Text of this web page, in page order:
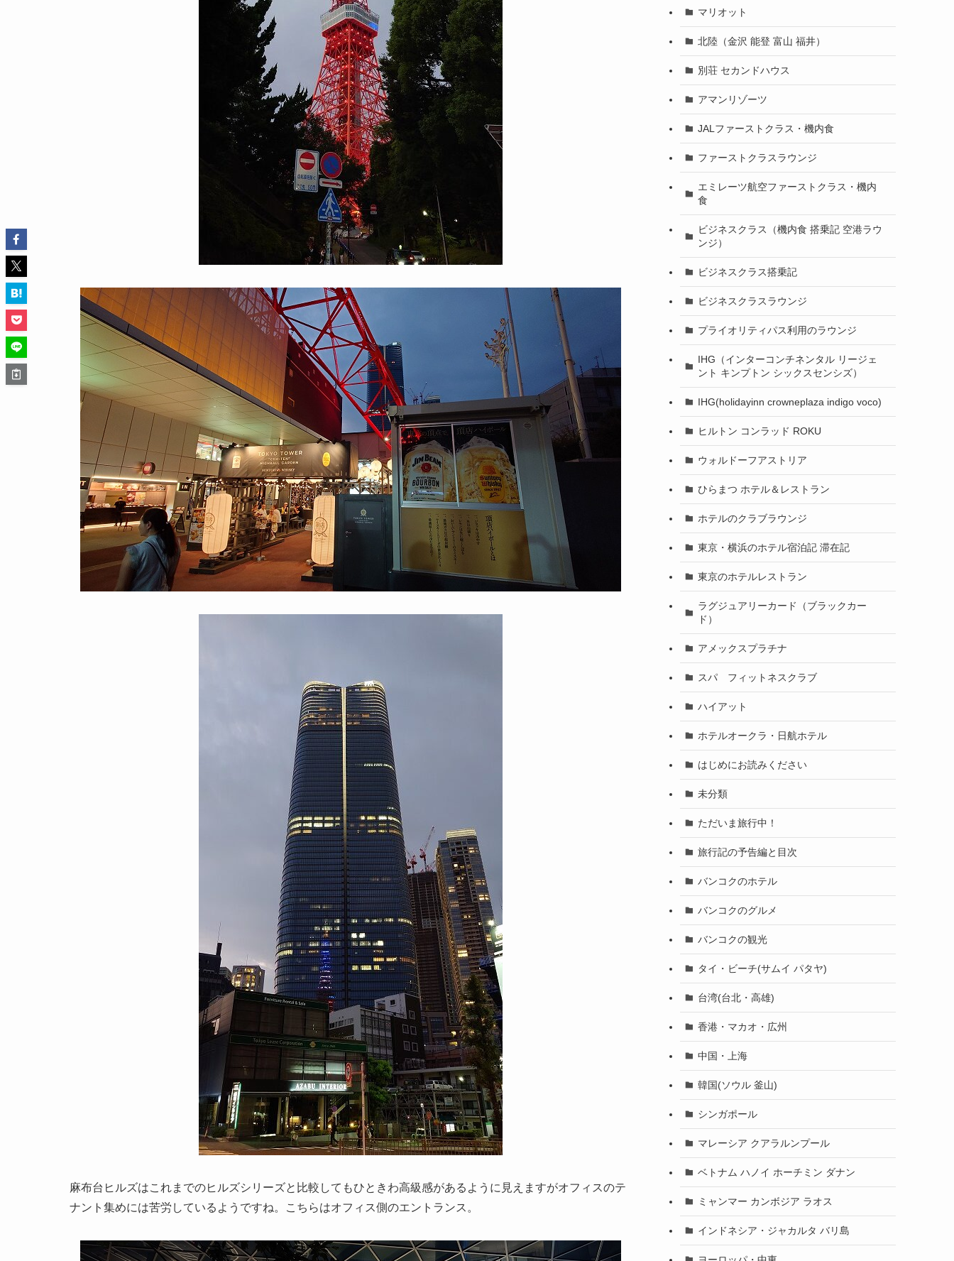
麻布台ヒルズはこれまでのヒルズシリーズと比較してもひときわ高級感があるように見えますがオフィスのテ
ナント集めには苦労しているようですね。こちらはオフィス側のエントランス。
マリオット
北陸（金沢 能登 富山 福井）
別荘 セカンドハウス
アマンリゾーツ
JALファーストクラス・機内食
ファーストクラスラウンジ
エミレーツ航空ファーストクラス・機内
食
ビジネスクラス（機内食 搭乗記 空港ラウ
ンジ）
ビジネスクラス搭乗記
ビジネスクラスラウンジ
プライオリティパス利用のラウンジ
IHG（インターコンチネンタル リージェ
ント キンプトン シックスセンシズ）
IHG(holidayinn crowneplaza indigo voco)
ヒルトン コンラッド ROKU
ウォルドーフアストリア
ひらまつ ホテル＆レストラン
ホテルのクラブラウンジ
東京・横浜のホテル宿泊記 滞在記
東京のホテルレストラン
ラグジュアリーカード（ブラックカー
ド）
アメックスプラチナ
スパ フィットネスクラブ
ハイアット
ホテルオークラ・日航ホテル
はじめにお読みください
未分類
ただいま旅行中！
旅行記の予告編と目次
バンコクのホテル
バンコクのグルメ
バンコクの観光
タイ・ビーチ(サムイ パタヤ)
台湾(台北・高雄)
香港・マカオ・広州
中国・上海
韓国(ソウル 釜山)
シンガポール
マレーシア クアラルンプール
ベトナム ハノイ ホーチミン ダナン
ミャンマー カンボジア ラオス
インドネシア・ジャカルタ バリ島